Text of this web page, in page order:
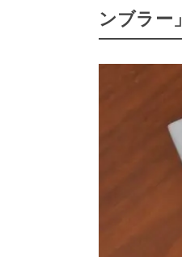
ンブラー」